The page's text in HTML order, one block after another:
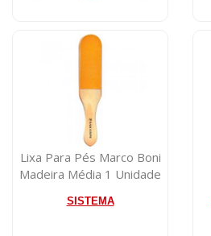
Lixa Para Pés Marco Boni
Madeira Média 1 Unidade
SISTEMA